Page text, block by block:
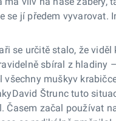
se jí předem vyvarovat.
se určitě stalo, že viděl
sbíral z hladiny
všechny muškyv
Štrunc tuto
Časem začal používat